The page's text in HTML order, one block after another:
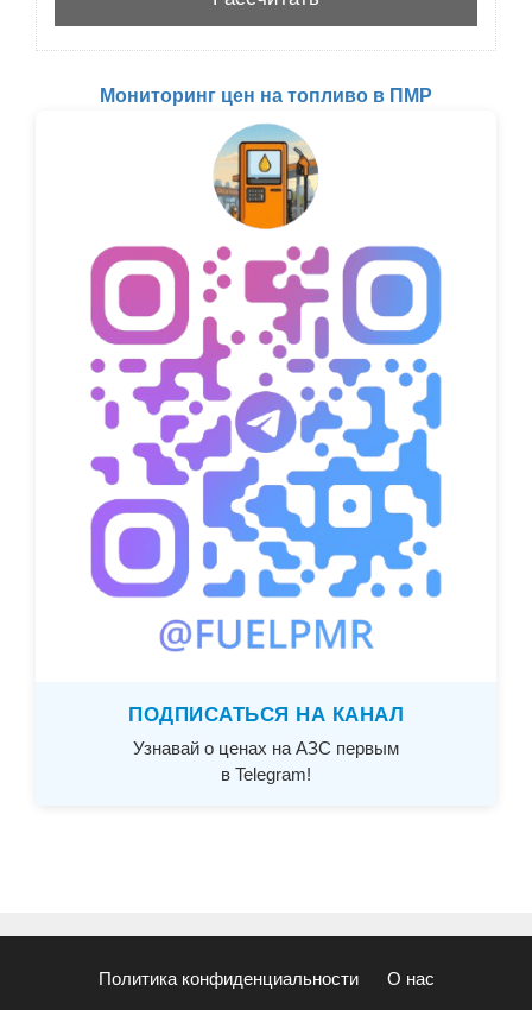
Мониторинг цен на топливо в ПМР
ПОДПИСАТЬСЯ НА КАНАЛ
Узнавай о ценах на АЗС первым
в Telegram!
Политика конфиденциальности О нас